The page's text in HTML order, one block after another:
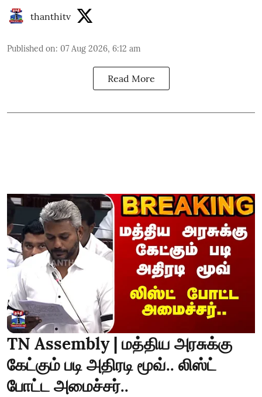
thanthitv
Published on: 07 Aug 2026, 6:12 am
Read More
TN Assembly | மத்திய அரசுக்கு
கேட்கும் படி அதிரடி மூவ்.. லிஸ்ட்
போட்ட அமைச்சர்..